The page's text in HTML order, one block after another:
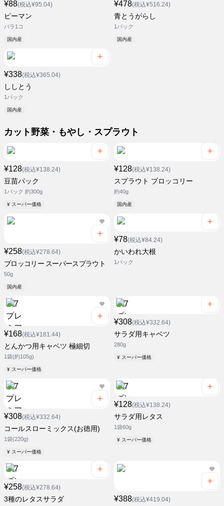
¥88(税込¥95.04)
ピーマン
バラ1コ
国内産
¥478(税込¥516.24)
青とうがらし
1パック
国内産
¥338(税込¥365.04)
ししとう
1パック
国内産
カット野菜・もやし・スプラウト
¥128(税込¥138.24)
豆苗パック
1パック 約300g
¥ スーパー価格
¥128(税込¥138.24)
スプラウト ブロッコリー
約40g
国内産
¥258(税込¥278.64)
ブロッコリー スーパースプラウト
50g
国内産
¥78(税込¥84.24)
かいわれ大根
1パック
¥168(税込¥181.44)
とんかつ用キャベツ 極細切
1袋(約105g)
¥ スーパー価格
¥308(税込¥332.64)
サラダ用キャベツ
280g
¥ スーパー価格
¥308(税込¥332.64)
コールスローミックス(お徳用)
1袋(220g)
¥ スーパー価格
¥128(税込¥138.24)
サラダ用レタス
1袋60g
¥ スーパー価格
¥258(税込¥278.64)
3種のレタスサラダ ¥388(税込¥419.04)